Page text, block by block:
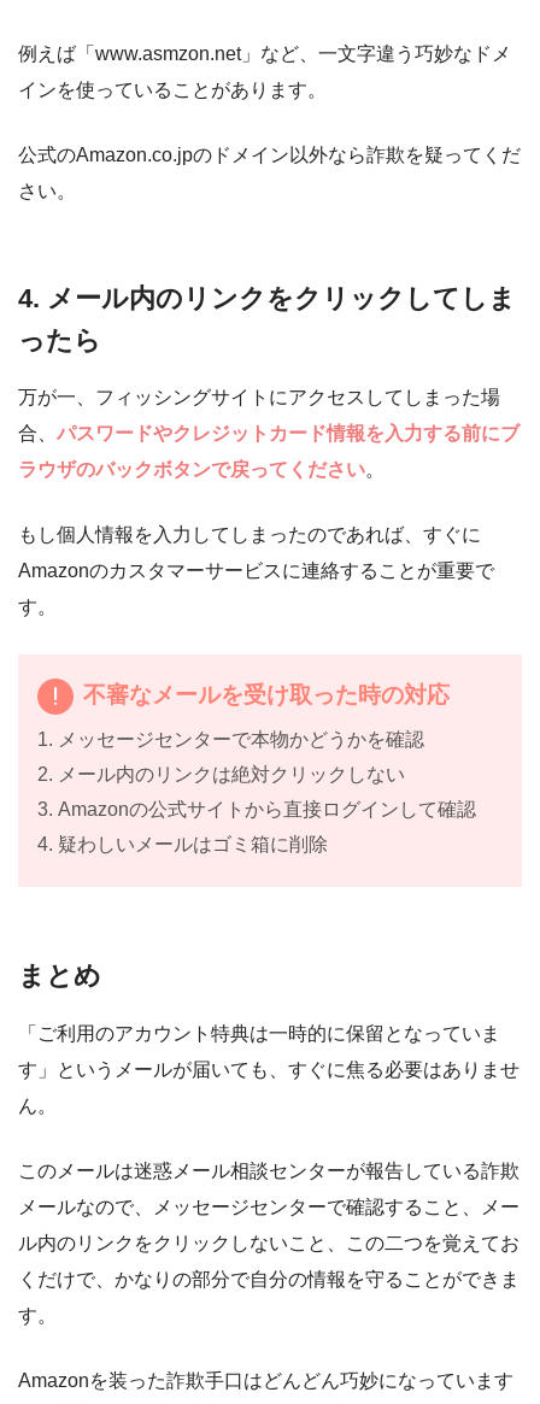
例えば「www.asmzon.net」など、一文字違う巧妙なドメ
インを使っていることがあります。
公式のAmazon.co.jpのドメイン以外なら詐欺を疑ってくだ
さい。
4. メール内のリンクをクリックしてしま
ったら
万が一、フィッシングサイトにアクセスしてしまった場
合、 パスワードやクレジットカード情報を入力する前にブ
ラウザのバックボタンで戻ってください。
もし個人情報を入力してしまったのであれば、すぐに
Amazonのカスタマーサービスに連絡することが重要で
す。
不審なメールを受け取った時の対応
1. メッセージセンターで本物かどうかを確認
2. メール内のリンクは絶対クリックしない
3. Amazonの公式サイトから直接ログインして確認
4. 疑わしいメールはゴミ箱に削除
まとめ
「ご利用のアカウント特典は一時的に保留となっていま
す」というメールが届いても、すぐに焦る必要はありませ
ん。
このメールは迷惑メール相談センターが報告している詐欺
メールなので、メッセージセンターで確認すること、メー
ル内のリンクをクリックしないこと、この二つを覚えてお
くだけで、かなりの部分で自分の情報を守ることができま
す。
Amazonを装った詐欺手口はどんどん巧妙になっています